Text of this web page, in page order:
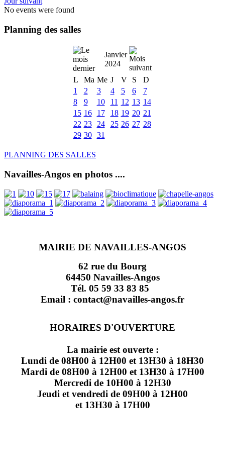
No events were found
Planning des salles
Janvier
2024
L
Ma Me J V S
D
1
2 3 4 5 6
7
8
9 10 11 12 13 14
15 16 17 18 19 20 21
22 23 24 25 26 27 28
29 30 31
PLANNING DES SALLES
Navailles-Angos en photos ....
MAIRIE DE NAVAILLES-ANGOS
62 rue du Bourg
64450 Navailles-Angos
Tél. 05 59 33 83 85
Email : contact@navailles-angos.fr
HORAIRES D'OUVERTURE
La mairie est ouverte :
Lundi de 08H00 à 12H00 et 13H30 à 18H30
Mardi de 08H00 à 12H00 et 13H30 à 17H00
Mercredi de 10H00 à 12H30
Jeudi et vendredi de 09H00 à 12H00
et 13H30 à 17H00